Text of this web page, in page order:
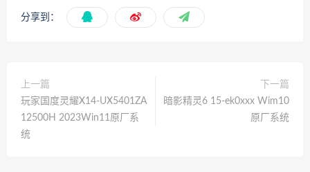
分享到：
上一篇
玩家国度灵耀X14-UX5401ZA
12500H 2023Win11原厂系
统
下一篇
暗影精灵6 15-ek0xxx Wim10
原厂系统